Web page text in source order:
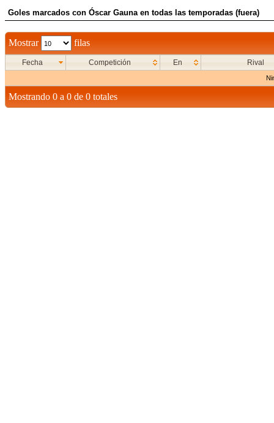
Goles marcados con Óscar Gauna en todas las temporadas (fuera)
Mostrar filas
Fecha Competición En Rival
Mostrando 0 a 0 de 0 totales